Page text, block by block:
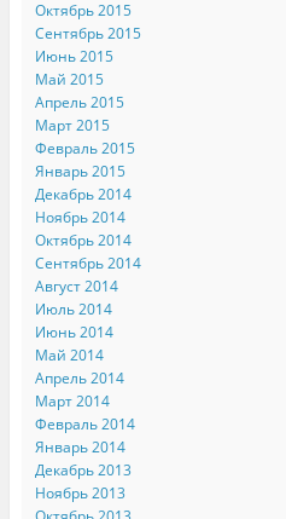
Октябрь 2015
Сентябрь 2015
Июнь 2015
Май 2015
Апрель 2015
Март 2015
Февраль 2015
Январь 2015
Декабрь 2014
Ноябрь 2014
Октябрь 2014
Сентябрь 2014
Август 2014
Июль 2014
Июнь 2014
Май 2014
Апрель 2014
Март 2014
Февраль 2014
Январь 2014
Декабрь 2013
Ноябрь 2013